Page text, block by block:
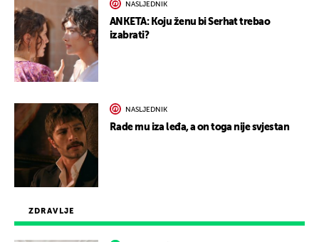
ZDRAVLJE
NASLJEDNIK
ANKETA: Koju ženu bi Serhat trebao
izabrati?
NASLJEDNIK
Rade mu iza leđa, a on toga nije svjestan